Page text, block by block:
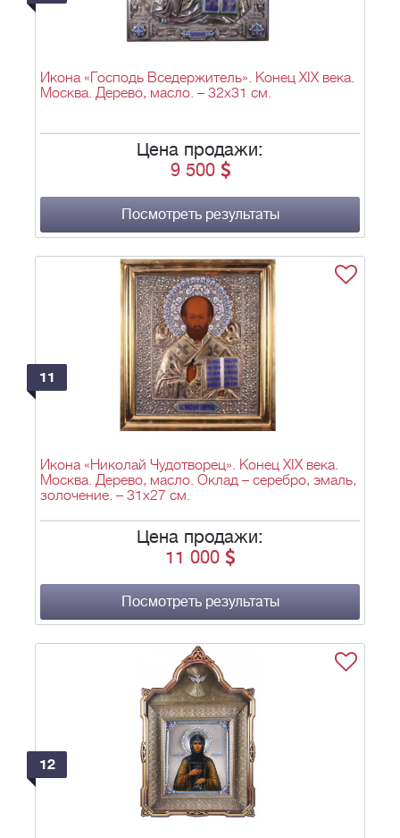
Икона «Господь Вседержитель». Конец XIX века.
Москва. Дерево, масло. – 32х31 см.
Цена продажи:
9 500
Посмотреть результаты
11
Икона «Николай Чудотворец». Конец XIX века.
Москва. Дерево, масло. Оклад – серебро, эмаль,
золочение. – 31х27 см.
Цена продажи:
11 000
Посмотреть результаты
12